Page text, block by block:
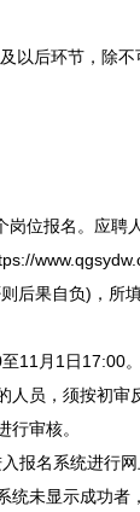
以后环节，除
报名。应聘
果自负)，所
11月1日17:00
员，须按初
审核。
名系统进行
未显示成功